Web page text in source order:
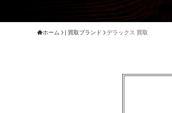
ホーム | 買取ブランド デラックス 買取